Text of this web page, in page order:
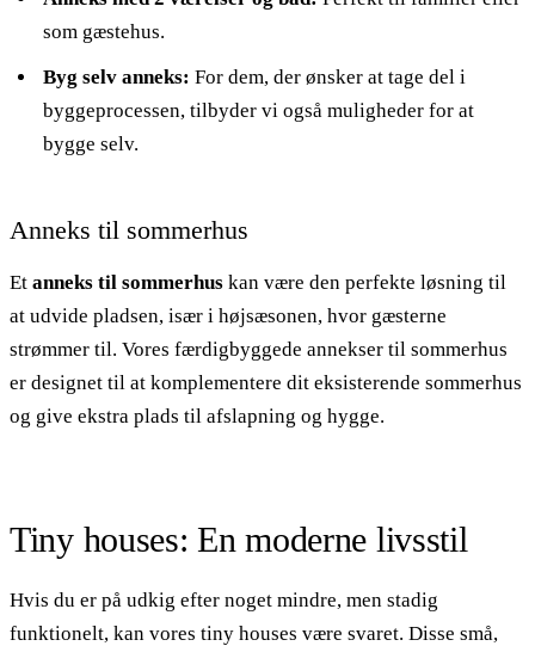
som gæstehus.
Byg selv anneks: For dem, der ønsker at tage del i
byggeprocessen, tilbyder vi også muligheder for at
bygge selv.
Anneks til sommerhus
Et anneks til sommerhus kan være den perfekte løsning til
at udvide pladsen, især i højsæsonen, hvor gæsterne
strømmer til. Vores færdigbyggede annekser til sommerhus
er designet til at komplementere dit eksisterende sommerhus
og give ekstra plads til afslapning og hygge.
Tiny houses: En moderne livsstil
Hvis du er på udkig efter noget mindre, men stadig
funktionelt, kan vores tiny houses være svaret. Disse små,